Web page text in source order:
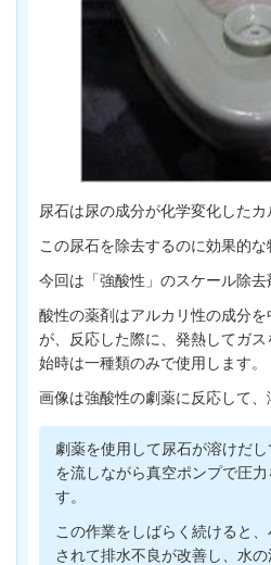
尿石は尿の成分が化学変化したカ
この尿石を除去するのに効果的な
今回は「強酸性」のスケール除去
酸性の薬剤はアルカリ性の成分
が、反応した際に、発熱してガ
始時は一種類のみで使用します。
画像は強酸性の劇薬に反応して、
劇薬を使用して尿石が溶けだ
を流しながら真空ポンプで圧
す。
この作業をしばらく続けると
されて排水不良が改善し、水